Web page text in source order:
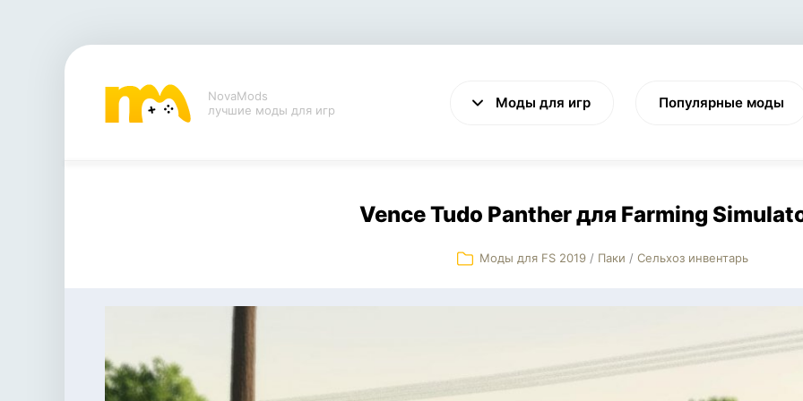
NovaMods
лучшие моды для игр
Моды для игр
VALHEIM CYBERPUNK 2077
Популярные моды
Vence Tudo Panther для Farming
Моды для FS 2019/ Паки / Сельхоз инвентарь